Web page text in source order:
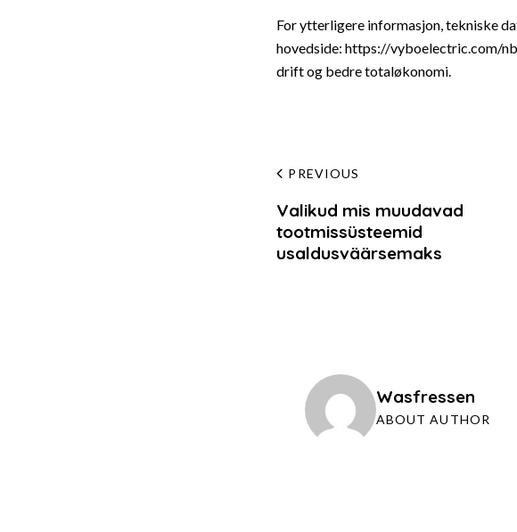
For ytterligere informasjon, tekniske
hovedside: https://vyboelectric.com/
drift og bedre totaløkonomi.
Post
navigation
PREVIOUS
Valikud mis muudavad
tootmissüsteemid
usaldusväärsemaks
Wasfressen
ABOUT AUTHOR